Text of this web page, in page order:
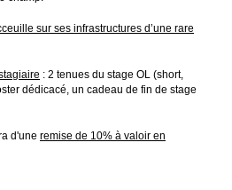
sur ses infrastructures d’une rare
: 2 tenues du stage OL (short,
dédicacé, un cadeau de fin de stage
d'une remise de 10% à valoir en